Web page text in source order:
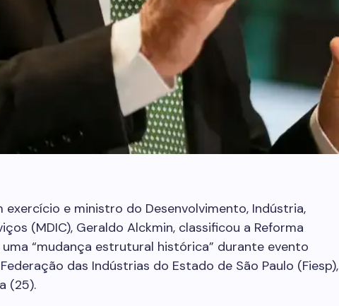
exercício e ministro do Desenvolvimento, Indústria,
(MDIC), Geraldo Alckmin, classificou a Reforma
“mudança estrutural histórica” durante evento
das Indústrias do Estado de São Paulo (Fiesp),
(25).